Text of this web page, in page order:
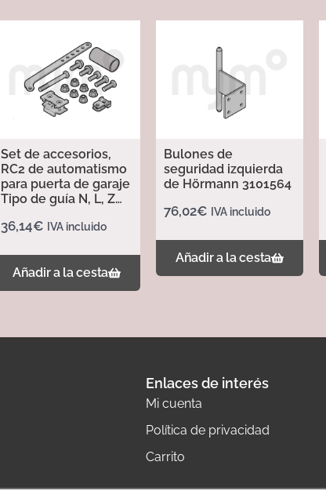
Set de accesorios,
RC2 de automatismo
para puerta de garaje
Tipo de guía N, L, Z
36,14€ IVA incluido
Añadir a la cesta
Bulones de
seguridad izquierda
de Hörmann 3101564
76,02€ IVA incluido
Añadir a la cesta
Enlaces de interés
Mi cuenta
Política de privacidad
Carrito